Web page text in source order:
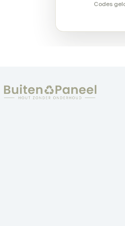
Codes